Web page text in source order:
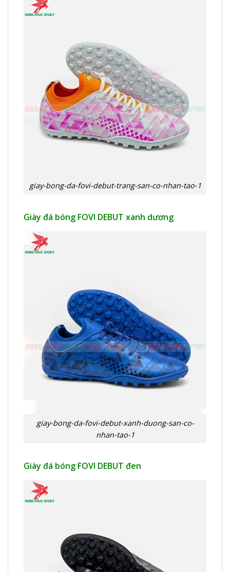
giay-bong-da-fovi-debut-trang-san-co-nhan-tao-1
Giày đá bóng FOVI DEBUT xanh dương
giay-bong-da-fovi-debut-xanh-duong-san-co-
nhan-tao-1
Giày đá bóng FOVI DEBUT đen